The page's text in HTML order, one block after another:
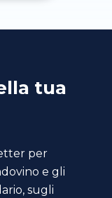
tua
per
e gli
sugli